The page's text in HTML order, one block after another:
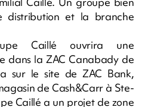
distribution et la branche
Caillé ouvrira une
dans la ZAC Canabady de
sur le site de ZAC Bank,
de Cash&Carr à Ste-
Caillé a un projet de zone